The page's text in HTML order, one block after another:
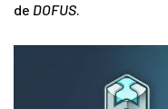
de DOFUS.